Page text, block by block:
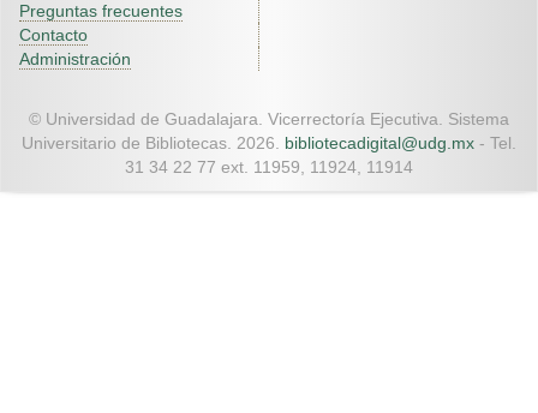
Preguntas frecuentes
Contacto
Administración
© Universidad de Guadalajara. Vicerrectoría Ejecutiva. Sistema
Universitario de Bibliotecas. 2026. bibliotecadigital@udg.mx - Tel.
31 34 22 77 ext. 11959, 11924, 11914